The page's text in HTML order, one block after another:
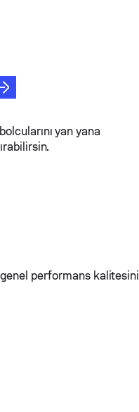
yan yana
performans kalitesini